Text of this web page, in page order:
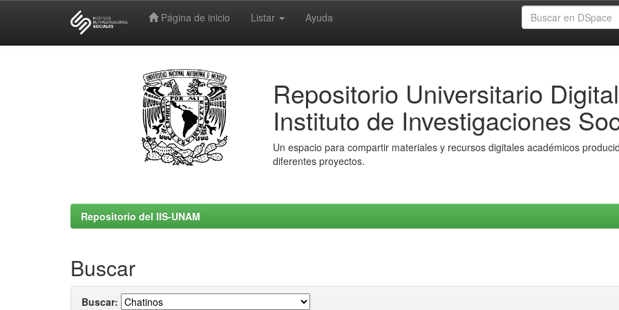
Página de inicio Listar Ayuda
Repositorio Universitario Digital
Instituto de Investigaciones
Un espacio para compartir materiales y recursos digitales académicos
diferentes proyectos.
Repositorio del IIS-UNAM
Buscar
Buscar: